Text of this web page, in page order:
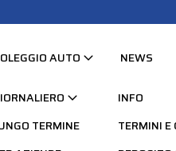
AUTO
INFO
TERMINI E
TERMINE
NEWS